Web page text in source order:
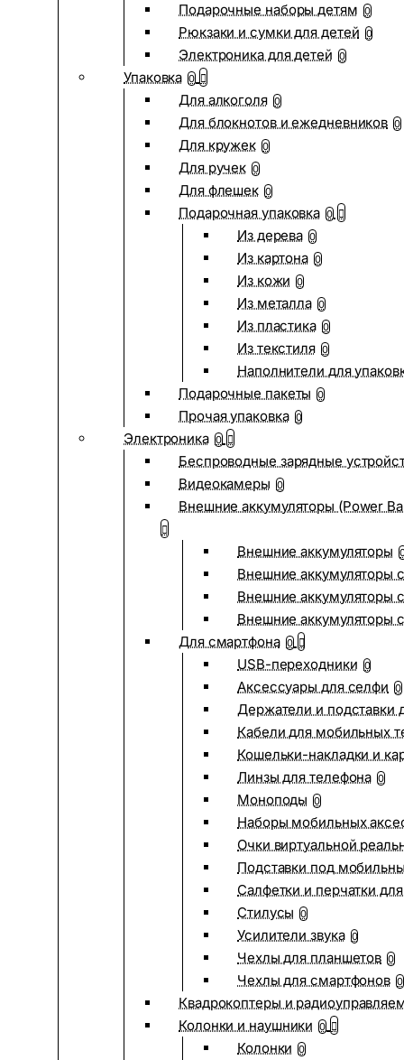
Подарочные наборы детям 0
Рюкзаки и сумки для детей 0
Электроника для детей 0
Упаковка 0
Для алкоголя 0
Для блокнотов и ежедневников 0
Для кружек 0
Для ручек 0
Для флешек 0
Подарочная упаковка 0
Из дерева 0
Из картона 0
Из кожи 0
Из металла 0
Из пластика 0
Из текстиля 0
Наполнители для
Подарочные пакеты 0
Прочая упаковка 0
Электроника 0
Беспроводные зарядные
Видеокамеры 0
Внешние аккумуляторы (Power
Внешние аккумуляторы
Внешние аккумуляторы
Внешние аккумуляторы
Внешние аккумуляторы
Для смартфона 0
USB-переходники 0
Аксессуары для селфи 0
Держатели и подставки
Кабели для мобильных
Кошельки-накладки и
Линзы для телефона 0
Моноподы 0
Наборы мобильных
Очки виртуальной
Подставки под
Салфетки и перчатки
Стилусы 0
Усилители звука 0
Чехлы для планшетов 0
Чехлы для смартфонов 0
Квадрокоптеры и
Колонки и наушники 0
Колонки 0